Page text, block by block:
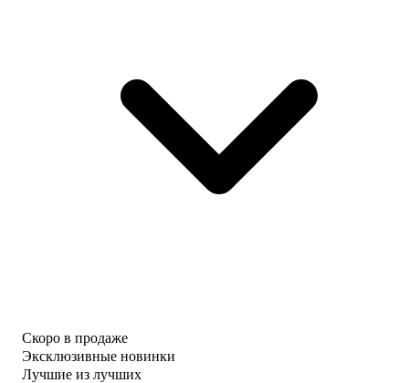
Скоро в продаже
Эксклюзивные новинки
Лучшие из лучших